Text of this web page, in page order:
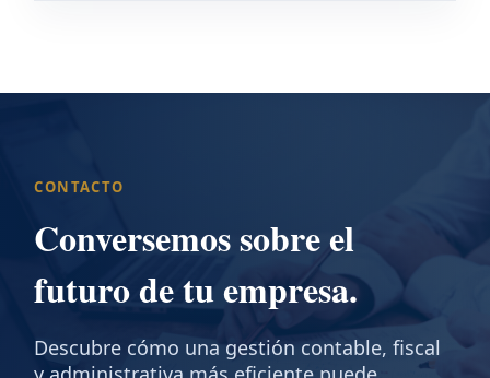
CONTACTO
Conversemos sobre el
futuro de tu empresa.
Descubre cómo una gestión contable, fiscal